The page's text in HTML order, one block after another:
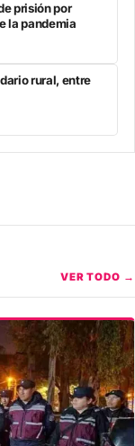
prisión por
la pandemia
rural, entre
VER TODO →